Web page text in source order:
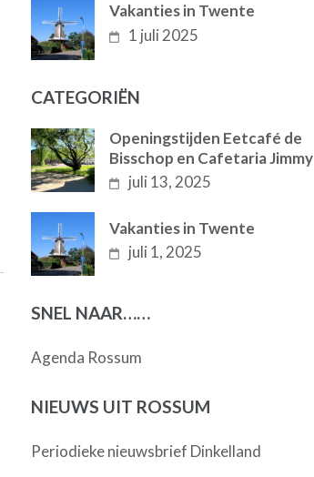
Vakanties in Twente
1 juli 2025
CATEGORIËN
Openingstijden Eetcafé de
Bisschop en Cafetaria Jimmy
juli 13, 2025
Vakanties in Twente
juli 1, 2025
SNEL NAAR……
Agenda Rossum
NIEUWS UIT ROSSUM
Periodieke nieuwsbrief Dinkelland